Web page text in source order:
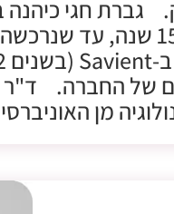
של החברה. ד"ר
מן